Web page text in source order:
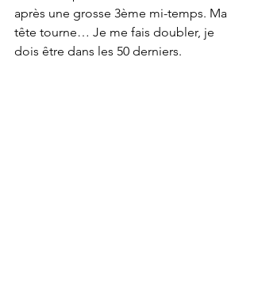
après une grosse 3ème mi-temps. Ma
tête tourne… Je me fais doubler, je
dois être dans les 50 derniers.